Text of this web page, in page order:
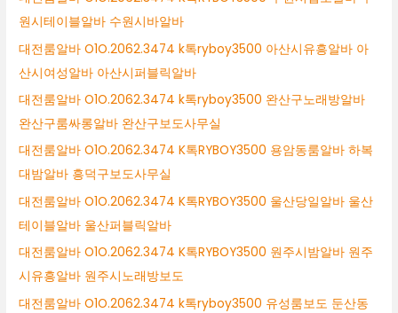
원시테이블알바 수원시바알바
대전룸알바 O1O.2062.3474 k톡ryboy3500 아산시유흥알바 아
산시여성알바 아산시퍼블릭알바
대전룸알바 O1O.2062.3474 k톡ryboy3500 완산구노래방알바
완산구룸싸롱알바 완산구보도사무실
대전룸알바 O1O.2062.3474 K톡RYBOY3500 용암동룸알바 하복
대밤알바 흥덕구보도사무실
대전룸알바 O1O.2062.3474 K톡RYBOY3500 울산당일알바 울산
테이블알바 울산퍼블릭알바
대전룸알바 O1O.2062.3474 K톡RYBOY3500 원주시밤알바 원주
시유흥알바 원주시노래방보도
대전룸알바 O1O.2062.3474 k톡ryboy3500 유성룸보도 둔산동